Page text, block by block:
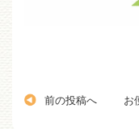
前の投稿へ お